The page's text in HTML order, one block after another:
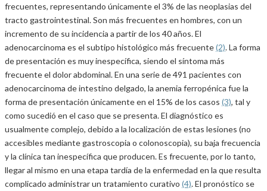
frecuentes, representando únicamente el 3% de las neoplasias del
tracto gastrointestinal. Son más frecuentes en hombres, con un
incremento de su incidencia a partir de los 40 años. El
adenocarcinoma es el subtipo histológico más frecuente(2). La forma
de presentación es muy inespecífica, siendo el síntoma más
frecuente el dolor abdominal. En una serie de 491 pacientes con
adenocarcinoma de intestino delgado, la anemia ferropénica fue la
forma de presentación únicamente en el 15% de los casos (3), tal y
como sucedió en el caso que se presenta. El diagnóstico es
usualmente complejo, debido a la localización de estas lesiones (no
accesibles mediante gastroscopia o colonoscopia), su baja frecuencia
y la clínica tan inespecífica que producen. Es frecuente, por lo tanto,
llegar al mismo en una etapa tardía de la enfermedad en la que resulta
complicado administrar un tratamiento curativo (4). El pronóstico se